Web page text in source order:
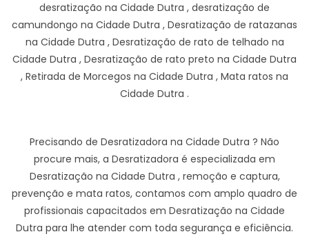
desratização na Cidade Dutra , desratização de
camundongo na Cidade Dutra , Desratização de ratazanas
na Cidade Dutra , Desratização de rato de telhado na
Cidade Dutra , Desratização de rato preto na Cidade Dutra
, Retirada de Morcegos na Cidade Dutra , Mata ratos na
Cidade Dutra .
Precisando de Desratizadora na Cidade Dutra ? Não
procure mais, a Desratizadora é especializada em
Desratização na Cidade Dutra , remoção e captura,
prevenção e mata ratos, contamos com amplo quadro de
profissionais capacitados em Desratização na Cidade
Dutra para lhe atender com toda segurança e eficiência.